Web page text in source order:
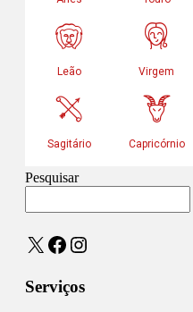
Pesquisar
X Facebook
Instagram
Serviços